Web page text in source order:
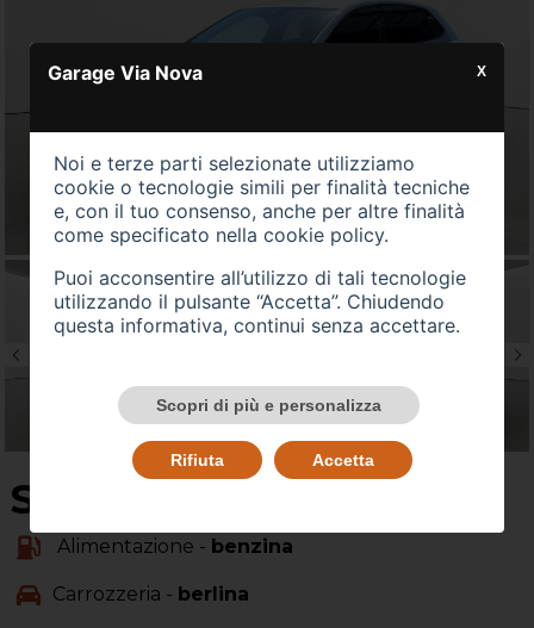
SU QUEST'AUTO
Alimentazione - benzina
Carrozzeria - berlina
Garage Via Nova
Noi e terze parti selezionate utilizziamo
cookie o tecnologie simili per finalità tecniche
e, con il tuo consenso, anche per altre finalità
come specificato nella cookie policy.
Puoi acconsentire all’utilizzo di tali tecnologie
utilizzando il pulsante “Accetta”. Chiudendo
questa informativa, continui senza accettare.
Scopri di più e personalizza
Rifiuta Accetta
X